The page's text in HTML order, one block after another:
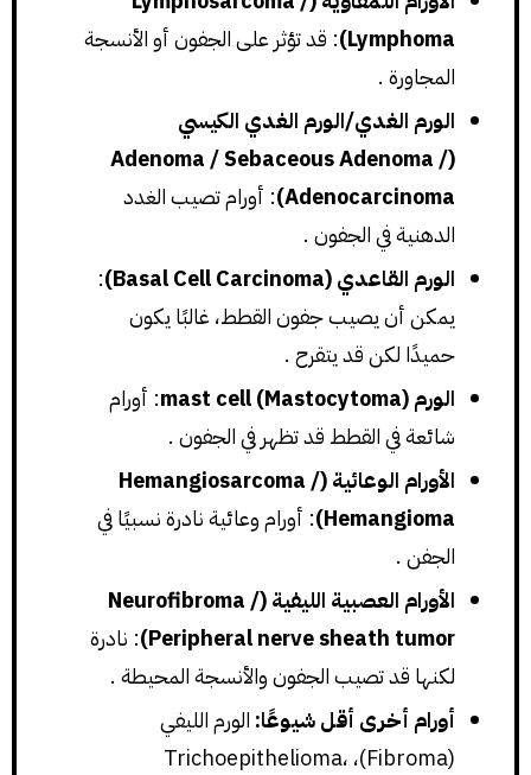
Lymphoma) : قد تؤثر على الجفون أو الأنسجة
المجاورة .
الورم الغدي/الورم الغدي الكيسي
(Adenoma / Sebaceous Adenoma /
Adenocarcinoma) : أورام تصيب الغدد
الدهنية في الجفون .
الورم القاعدي (Basal Cell Carcinoma)
:
يمكن أن يصيب جفون القطط، غالبًا يكون
حميدًا لكن قد يتقرح .
الورم mast cell (Mastocytoma)
: أورام
شائعة في القطط قد تظهر في الجفون .
الأورام الوعائية (Hemangiosarcoma /
Hemangioma) : أورام وعائية نادرة نسبيًا في
الجفن .
الأورام العصبية الليفية (Neurofibroma /
Peripheral nerve sheath tumor) : نادرة
لكنها قد تصيب الجفون والأنسجة المحيطة .
أورام أخرى أقل شيوعًا: الورم الليفي
(Fibroma)، Trichoepithelioma،